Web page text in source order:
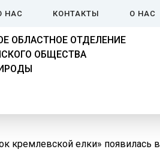
НАС КОНТАКТЫ О НАС
ОБЛАСТНОЕ ОТДЕЛЕНИЕ
ОБЩЕСТВА
кремлевской елки» появилась